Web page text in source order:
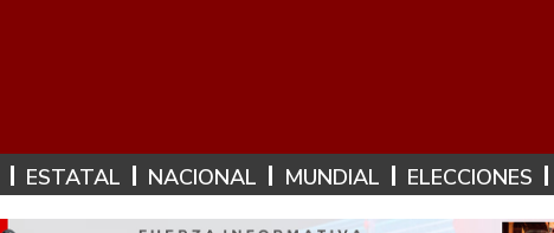
ESTATAL NACIONAL MUNDIAL ELECCIONES